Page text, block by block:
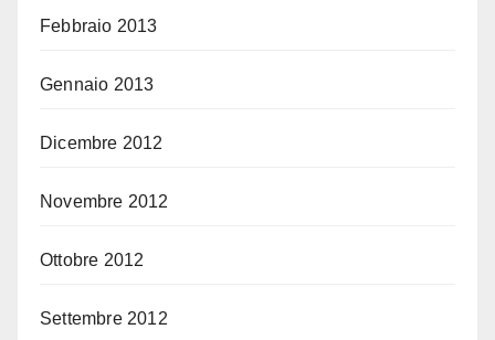
Febbraio 2013
Gennaio 2013
Dicembre 2012
Novembre 2012
Ottobre 2012
Settembre 2012